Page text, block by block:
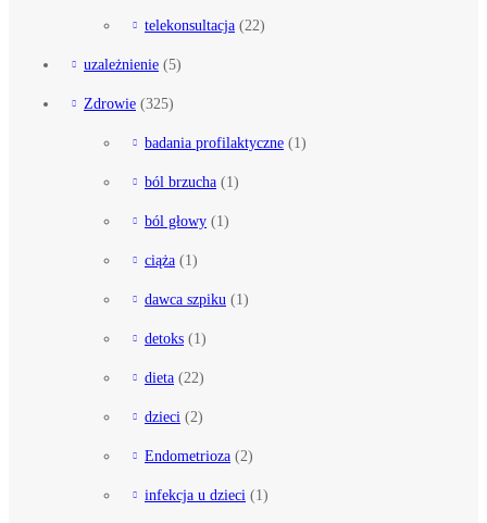
telekonsultacja (22)
uzależnienie (5)
Zdrowie (325)
badania profilaktyczne (1)
ból brzucha (1)
ból głowy (1)
ciąża (1)
dawca szpiku (1)
detoks (1)
dieta (22)
dzieci (2)
Endometrioza (2)
infekcja u dzieci (1)